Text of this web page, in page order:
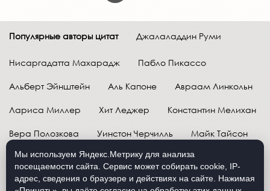
Популярные авторы цитат Джалаладдин Руми
Нисаргадатта Махарадж Пабло Пикассо
Альберт Эйнштейн Аль Капоне Авраам Линкольн
Лариса Миллер Хит Леджер Константин Мелихан
Вера Полозкова Уинстон Черчилль Майк Тайсон
Марк Твен Расул Гамзатов Грег Плитт
Далай-лама XIV Уоррен Баффетт
Мы используем Яндекс.Метрику для анализа
посещаемости сайта. Сервис может собирать cookie, IP-
адрес, сведения о браузере и действиях на сайте. Нажимая